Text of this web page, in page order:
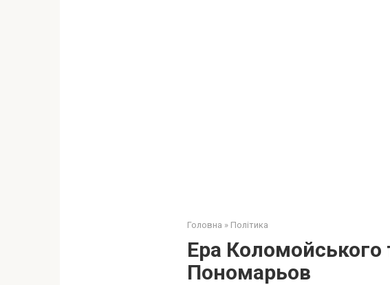
Головна » Політика
Ера Коломойського
Пономарьов